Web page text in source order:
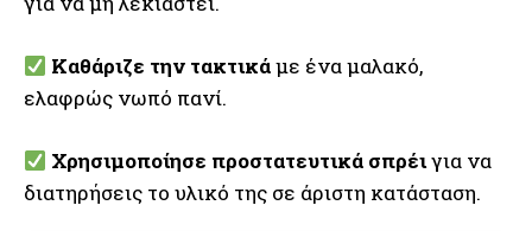
Καθάριζε την τακτικάμε ένα μαλακό,
ελαφρώς νωπό πανί.
Χρησιμοποίησε προστατευτικά σπρέιγια να
διατηρήσεις το υλικό της σε άριστη κατάσταση.